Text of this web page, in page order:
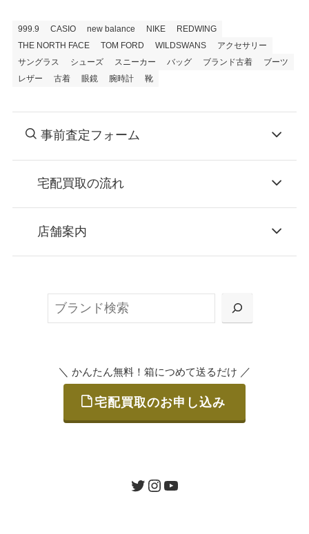
999.9 CASIO new balance NIKE
REDWING
THE NORTH FACE
TOM FORD WILDSWANS
アクセサリー
サングラス
シューズ スニーカー バッグ ブランド古着
ブーツ
レザー
古着 眼鏡 腕時計 靴
事前査定フォーム
宅配買取の流れ
お申込み
または梱包材不要の「集荷申込」からお選び
ご発送
店舗案内
＼ かんたん無料！箱につめて送るだけ ／
宅配買取のお申し込み
ツイッターインスタグラムユーチューブ